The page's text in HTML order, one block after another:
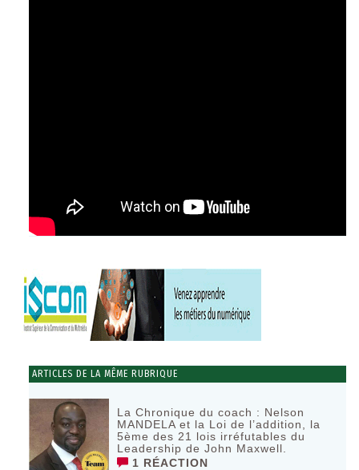
ARTICLES DE LA MÊME RUBRIQUE
La Chronique du coach : Nelson
MANDELA et la Loi de l’addition, la
5ème des 21 lois irréfutables du
Leadership de John Maxwell.
1 RÉACTION